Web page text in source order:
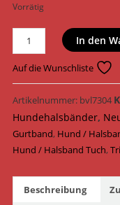
Vorrätig
Trixie
Premium
Halsband
mit
Tuch
M–
L
43–
cm
Indigo
In den
Auf die Wunschliste
Artikelnummer: bvl7304
Hundehalsbänder,
Gurtband, Hund /
Hund / Halsband Tuch,
Beschreibung